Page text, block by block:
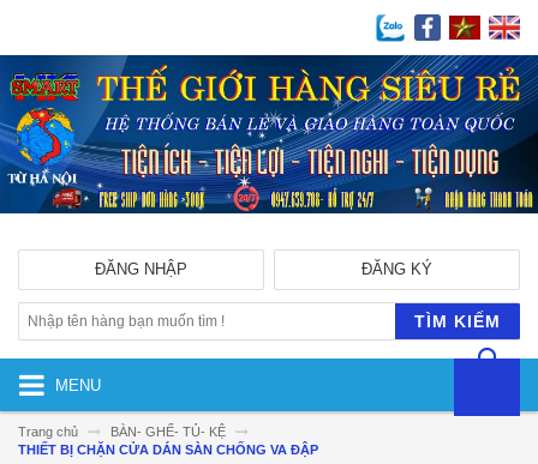
ĐĂNG KÝ
ĐĂNG NHẬP
TÌM KIẾM
MENU
Trang chủ
BÀN- GHẾ- TỦ- KỆ
THIẾT BỊ CHẶN CỬA DÁN SÀN CHỐNG VA ĐẬP